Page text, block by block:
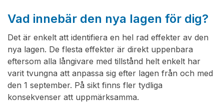
Vad innebär den nya lagen för dig?
Det är enkelt att identifiera en hel rad effekter av den
nya lagen. De flesta effekter är direkt uppenbara
eftersom alla långivare med tillstånd helt enkelt har
varit tvungna att anpassa sig efter lagen från och med
den 1 september. På sikt finns fler tydliga
konsekvenser att uppmärksamma.